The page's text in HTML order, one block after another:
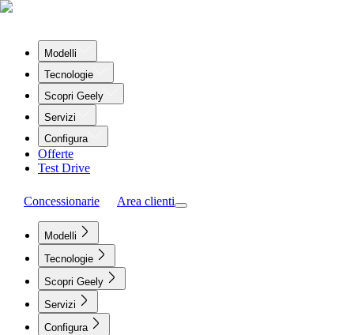
Modelli
Tecnologie
Scopri Geely
Servizi
Configura
Offerte
Test Drive
Concessionarie Area clienti
Modelli
Tecnologie
Scopri Geely
Servizi
Configura